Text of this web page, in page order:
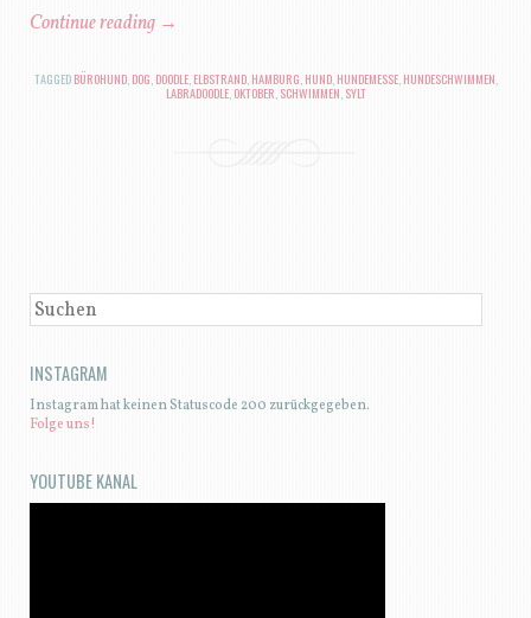
Continue reading →
TAGGED BÜROHUND, DOG DOODLE, ELBSTRAND, HAMBURG HUND, HUNDEMESSE, HUNDESCHWIMMEN
LABRADOODLE, OKTOBER SCHWIMMEN SYLT
SUCHEN
INSTAGRAM
Instagram hat keinen Statuscode 200 zurückgegeben.
Folge uns!
YOUTUBE KANAL